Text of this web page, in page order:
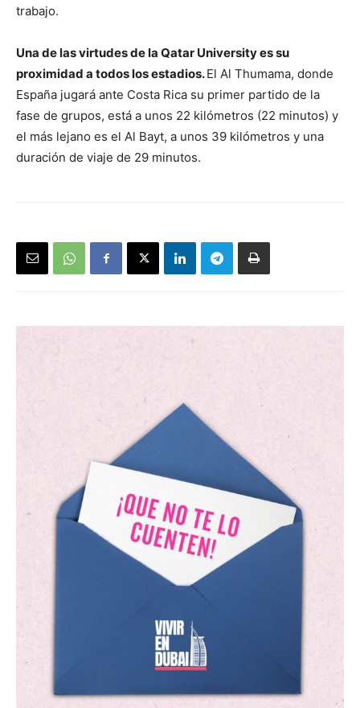
trabajo.
Una de las virtudes de la Qatar University es su
proximidad a todos los estadios.El Al Thumama, donde
España jugará ante Costa Rica su primer partido de la
fase de grupos, está a unos 22 kilómetros (22 minutos) y
el más lejano es el Al Bayt, a unos 39 kilómetros y una
duración de viaje de 29 minutos.